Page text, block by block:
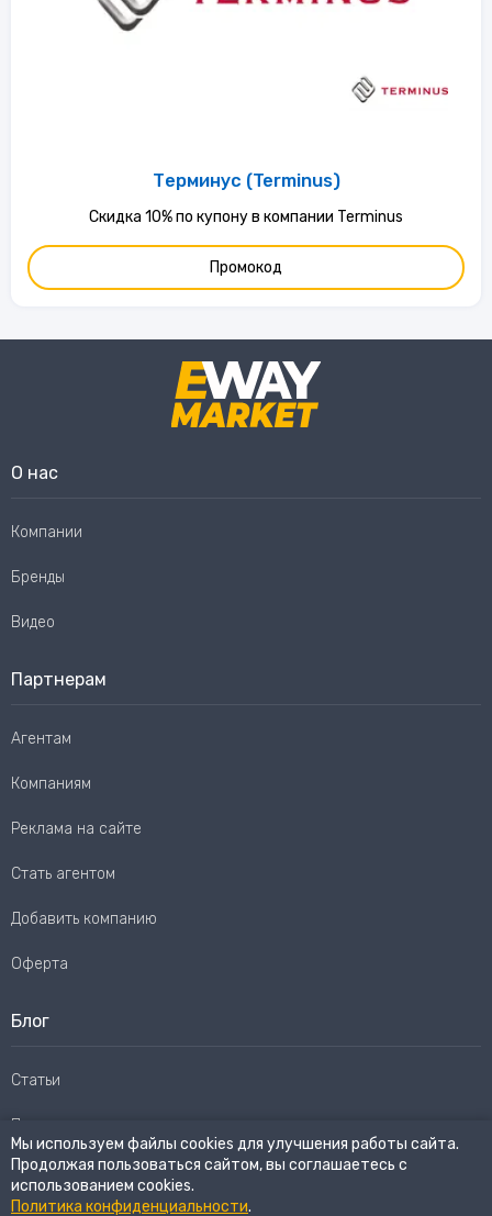
Терминус (Terminus)
Скидка 10% по купону в компании Terminus
Промокод
О нас
Компании
Бренды
Видео
Партнерам
Агентам
Компаниям
Реклама на сайте
Стать агентом
Добавить компанию
Оферта
Блог
Статьи
Пользовательское соглашение
Карта сайта
Мы используем файлы cookies для улучшения работы сайта.
Продолжая пользоваться сайтом, вы соглашаетесь с
использованием cookies.
Политика конфиденциальности.